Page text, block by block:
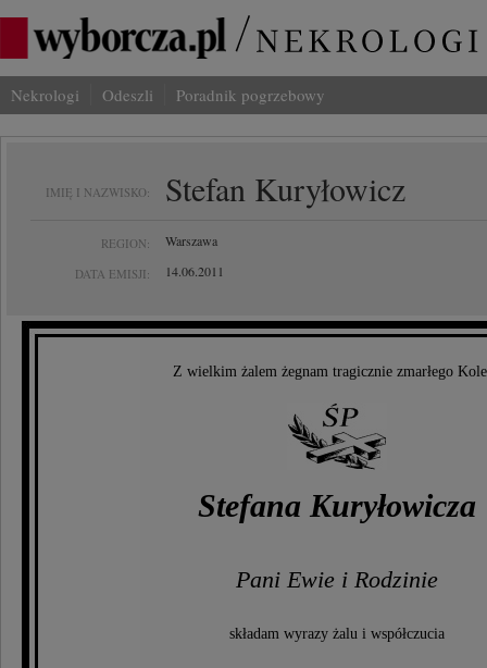
Nekrologi Odeszli Poradnik pogrzebowy
IMIĘ I NAZWISKO: Stefan Kuryłowicz
REGION: Warszawa
DATA EMISJI: 14.06.2011
Z wielkim żalem żegnam tragicznie zmarłego
Stefana Kuryłowicza
Pani Ewie i Rodzinie
składam wyrazy żalu i współczucia